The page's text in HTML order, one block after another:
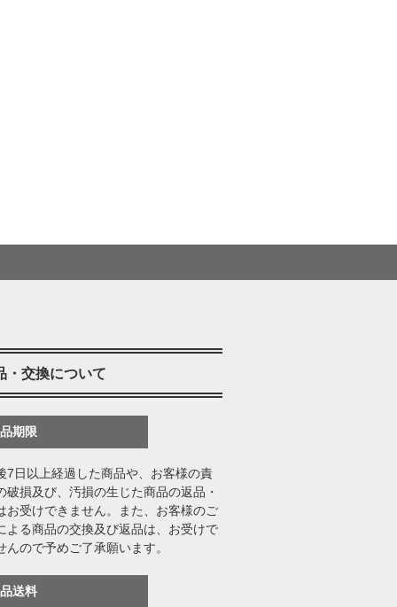
・交換について
期限
7日以上経過した商品や、お客様の責
破損及び、汚損の生じた商品の返品・
お受けできません。また、お客様のご
よる商品の交換及び返品は、お受けで
んので予めご了承願います。
送料